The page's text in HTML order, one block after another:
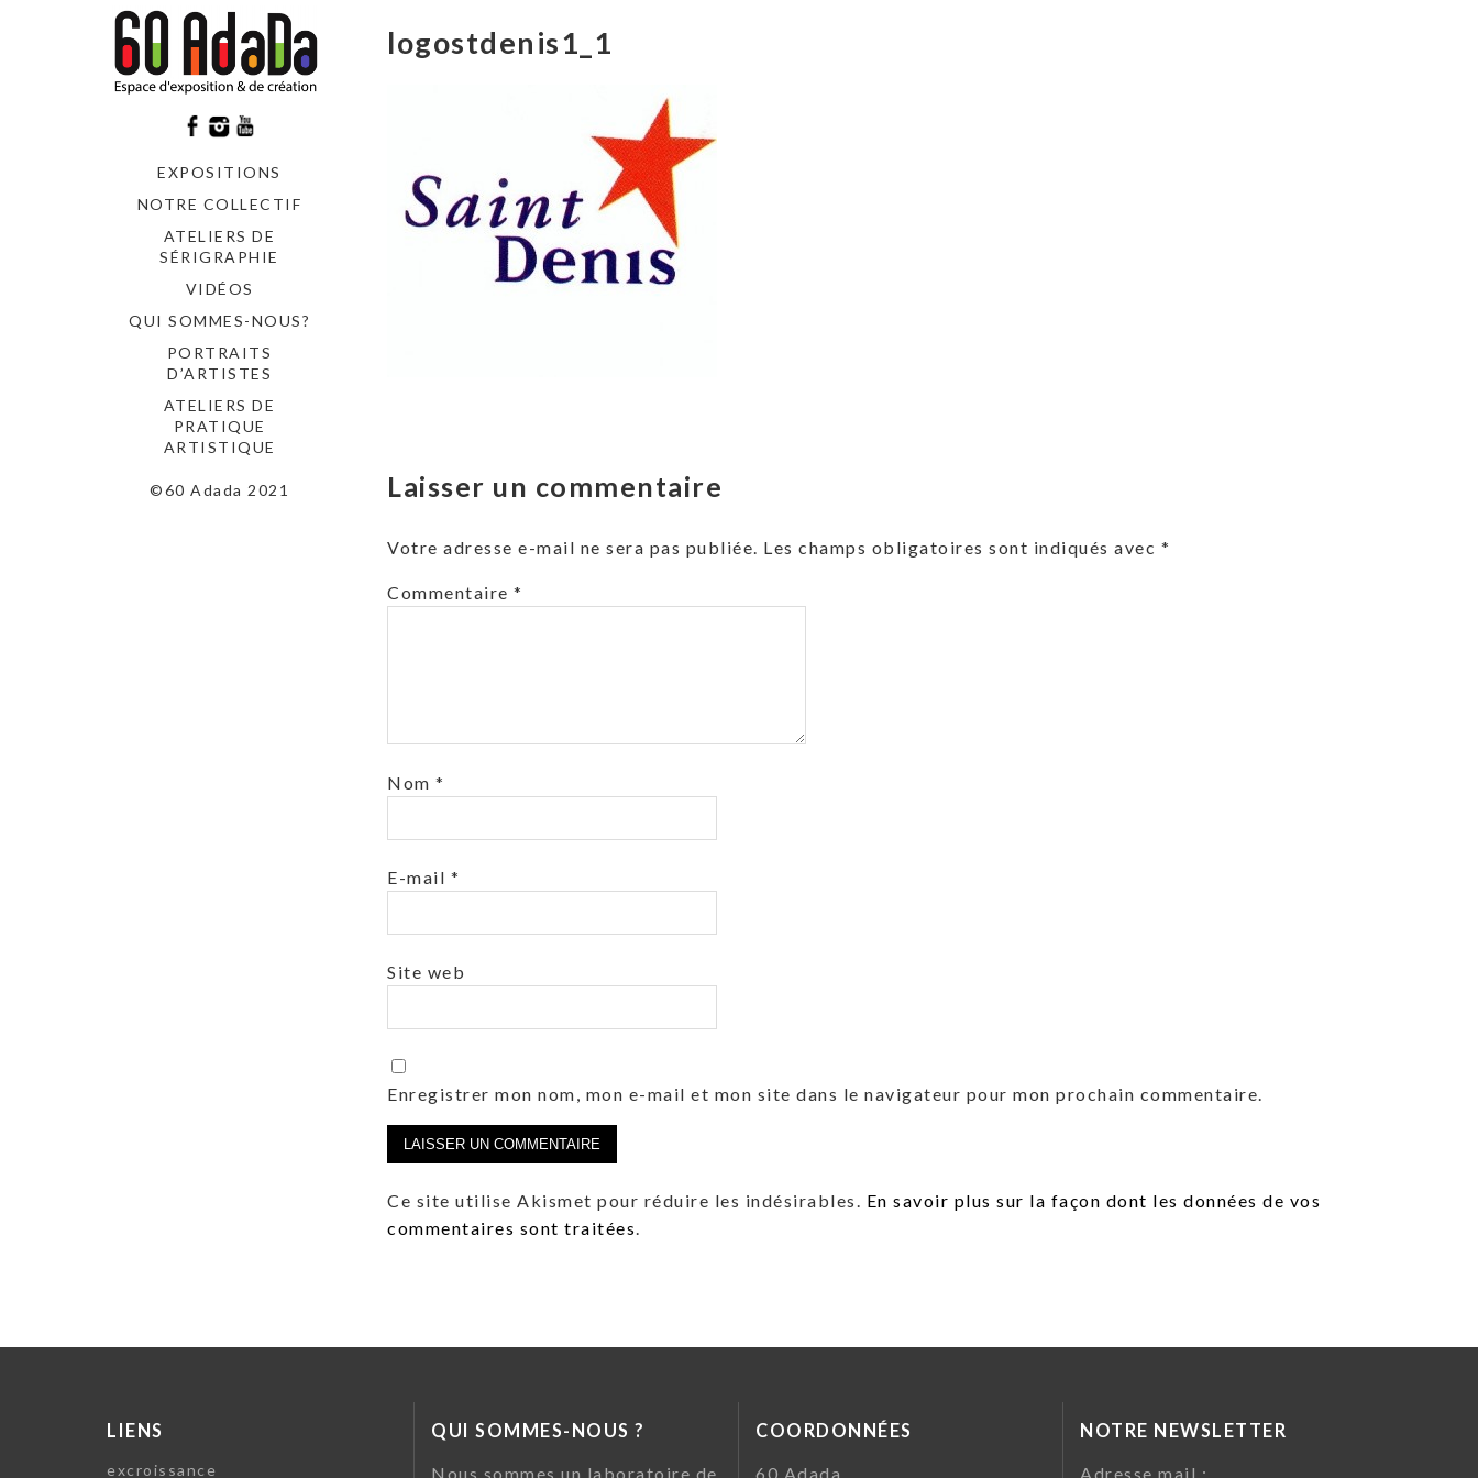
EXPOSITIONS
NOTRE COLLECTIF
ATELIERS DE
SÉRIGRAPHIE
VIDÉOS
QUI SOMMES-NOUS?
PORTRAITS
D’ARTISTES
ATELIERS DE
PRATIQUE
ARTISTIQUE
©60 Adada 2021
logostdenis1_1
Laisser un commentaire
Votre adresse e-mail ne sera pas publiée. Les champs obligatoires sont indiqués avec *
Commentaire *
Nom *
E-mail *
Site web
Enregistrer mon nom, mon e-mail et mon site dans le navigateur pour mon prochain commentaire.
Ce site utilise Akismet pour réduire les indésirables. En savoir plus sur la façon dont les données de vos
commentaires sont traitées.
LIENS
excroissance
QUI SOMMES-NOUS ?
Nous sommes un laboratoire de
COORDONNÉES
60 Adada
NOTRE NEWSLETTER
Adresse mail :